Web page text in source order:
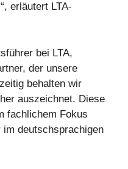
erläutert LTA-
bei LTA,
der unsere
behalten wir
auszeichnet. Diese
fachlichem Fokus
deutschsprachigen